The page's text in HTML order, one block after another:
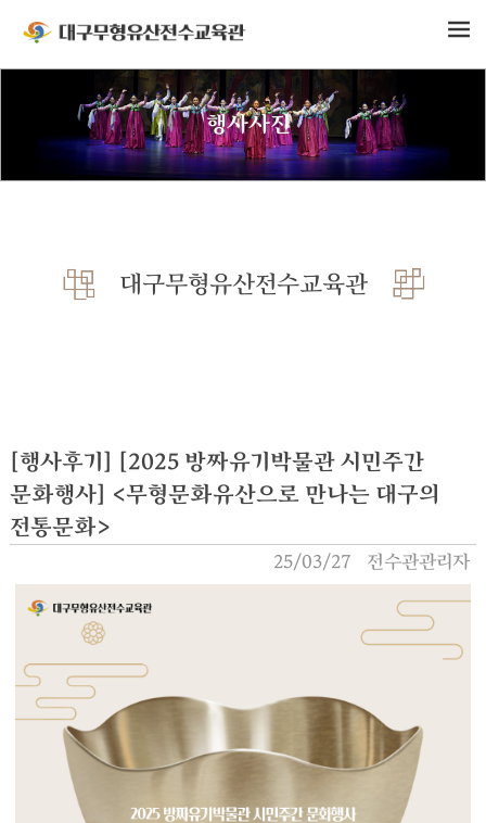
행사사진
대구무형유산전수교육관
[행사후기] [2025 방짜유기박물관 시민주간
문화행사] <무형문화유산으로 만나는 대구의
전통문화>
25/03/27 전수관관리자